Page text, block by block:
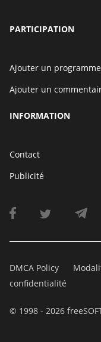
PARTICIPATION
Ajouter un programme
Ajouter un
INFORMATION
Contact
Publicité
DMCA Policy
confidentialité
© 1998 - 2026